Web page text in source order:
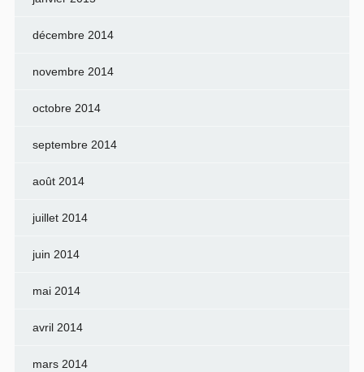
décembre 2014
novembre 2014
octobre 2014
septembre 2014
août 2014
juillet 2014
juin 2014
mai 2014
avril 2014
mars 2014